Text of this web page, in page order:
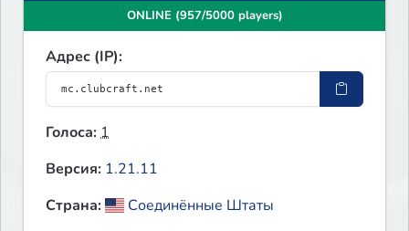
ONLINE (957/5000 players)
Адрес (IP):
Голоса:1
Версия: 1.21.11
Страна:
Соединённые Штаты